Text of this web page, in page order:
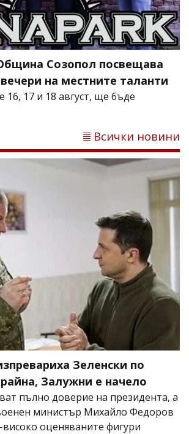
Созопол посвещава
на местните таланти
16, 17 и 18 август, ще бъде
Всички новини
Зеленски по
Залужни е начело
пълно доверие на президента, а
министър Михайло Федоров
високо оценяваните фигури